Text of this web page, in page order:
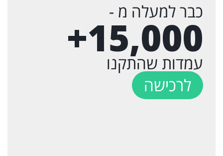
כבר למעלה מ -
15,000
+
עמדות שהתקנו
לרכישה